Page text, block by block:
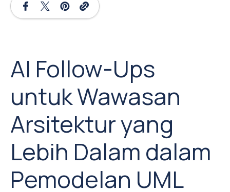
AI Follow-Ups
untuk Wawasan
Arsitektur yang
Lebih Dalam dalam
Pemodelan UML